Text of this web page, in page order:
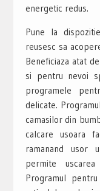
energetic redus.
Pune la
reusesc sa
Beneficiaza atat
si pentru nevoi
programele
delicate.
camasilor din
calcare usoara
ramanand usor
permite
Programul